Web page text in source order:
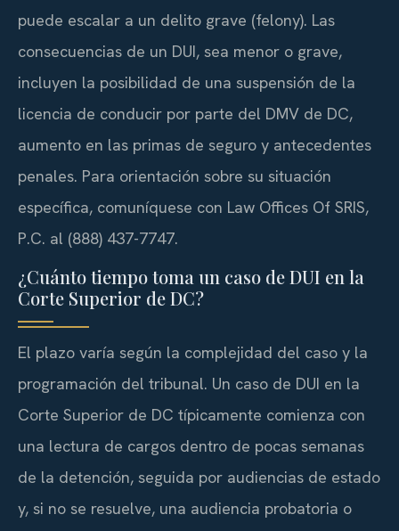
puede escalar a un delito grave (felony). Las
consecuencias de un DUI, sea menor o grave,
incluyen la posibilidad de una suspensión de la
licencia de conducir por parte del DMV de DC,
aumento en las primas de seguro y antecedentes
penales. Para orientación sobre su situación
específica, comuníquese con Law Offices Of SRIS,
P.C. al (888) 437-7747.
¿Cuánto tiempo toma un caso de DUI en la
Corte Superior de DC?
El plazo varía según la complejidad del caso y la
programación del tribunal. Un caso de DUI en la
Corte Superior de DC típicamente comienza con
una lectura de cargos dentro de pocas semanas
de la detención, seguida por audiencias de estado
y, si no se resuelve, una audiencia probatoria o